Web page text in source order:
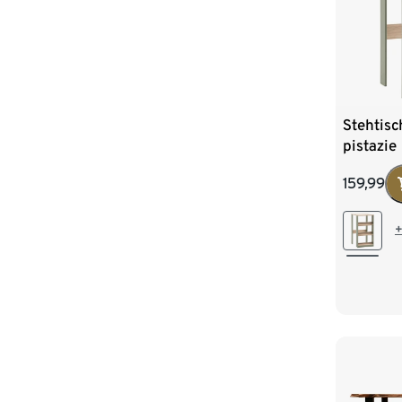
pistazie
159,99